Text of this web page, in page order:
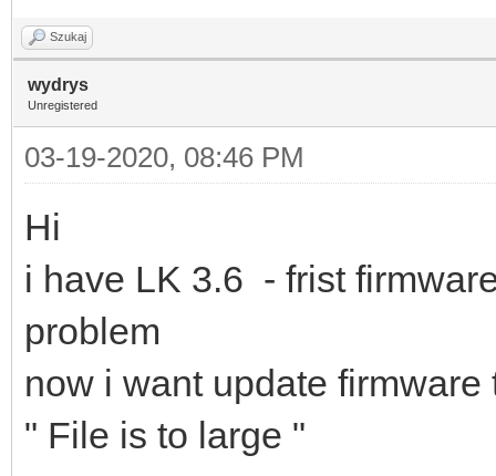
Szukaj
wydrys
Unregistered
03-19-2020, 08:46 PM
Hi
i have LK 3.6 - frist
problem
now i want update
" File is to large "